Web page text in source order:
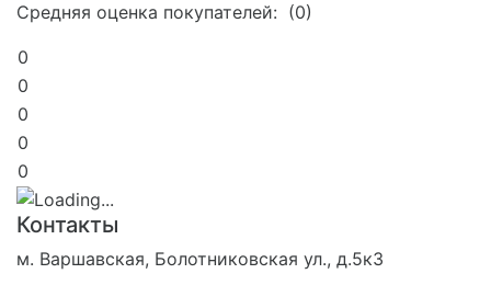
Средняя оценка покупателей: (0)
0
0
0
0
0
Контакты
м. Варшавская, Болотниковская ул., д.5к3